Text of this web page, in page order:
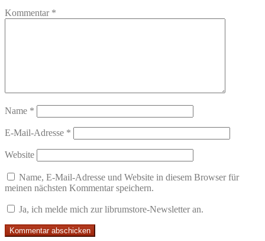
Kommentar *
Name *
E-Mail-Adresse *
Website
Name, E-Mail-Adresse und Website in diesem Browser für
meinen nächsten Kommentar speichern.
Ja, ich melde mich zur librumstore-Newsletter an.